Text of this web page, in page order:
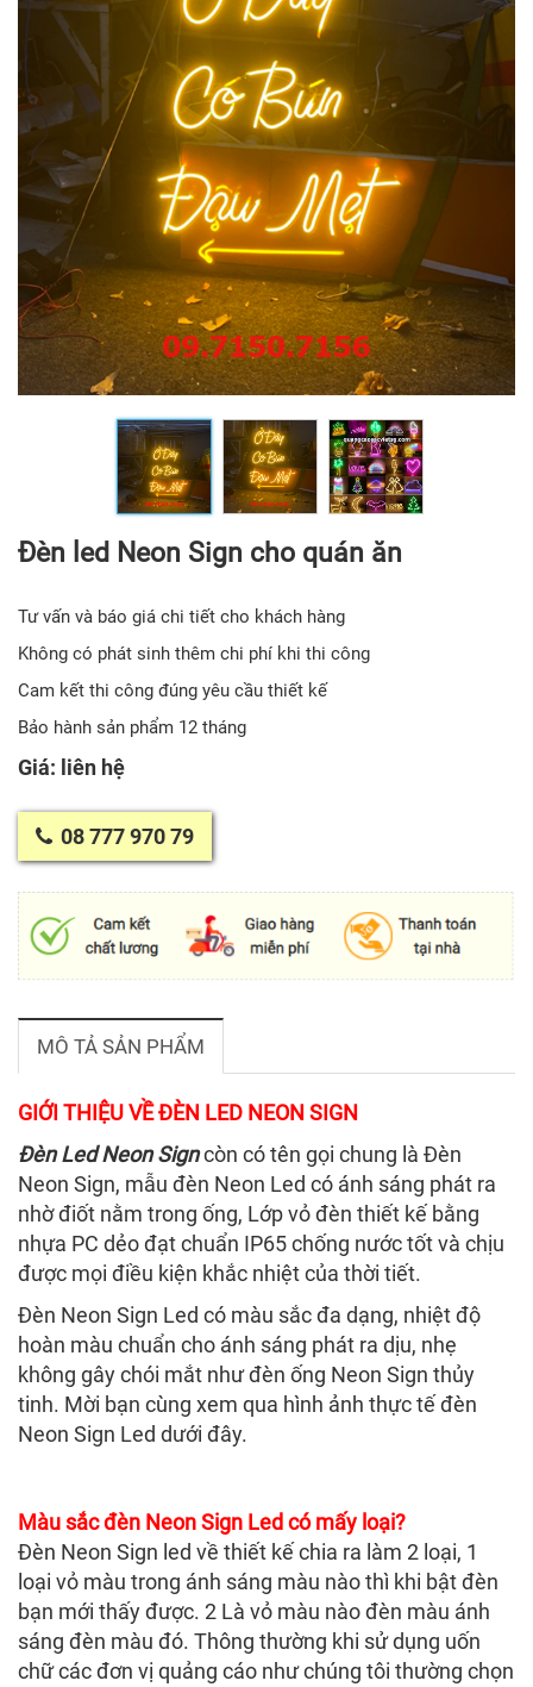
Đèn led Neon Sign cho quán ăn
Tư vấn và báo giá chi tiết cho khách hàng
Không có phát sinh thêm chi phí khi thi công
Cam kết thi công đúng yêu cầu thiết kế
Bảo hành sản phẩm 12 tháng
Giá: liên hệ
08 777 970 79
MÔ TẢ SẢN PHẨM
GIỚI THIỆU VỀ ĐÈN LED NEON SIGN
Đèn Led Neon Signcòn có tên gọi chung là Đèn
Neon Sign, mẫu đèn Neon Led có ánh sáng phát ra
nhờ điốt nằm trong ống, Lớp vỏ đèn thiết kế bằng
nhựa PC dẻo đạt chuẩn IP65 chống nước tốt và chịu
được mọi điều kiện khắc nhiệt của thời tiết.
Đèn Neon Sign Led có màu sắc đa dạng, nhiệt độ
hoàn màu chuẩn cho ánh sáng phát ra dịu, nhẹ
không gây chói mắt như đèn ống Neon Sign thủy
tinh. Mời bạn cùng xem qua hình ảnh thực tế đèn
Neon Sign Led dưới đây.
Màu sắc đèn Neon Sign Led có mấy loại?
Đèn Neon Sign led về thiết kế chia ra làm 2 loại, 1
loại vỏ màu trong ánh sáng màu nào thì khi bật đèn
bạn mới thấy được. 2 Là vỏ màu nào đèn màu ánh
sáng đèn màu đó. Thông thường khi sử dụng uốn
chữ các đơn vị quảng cáo như chúng tôi thường chọn